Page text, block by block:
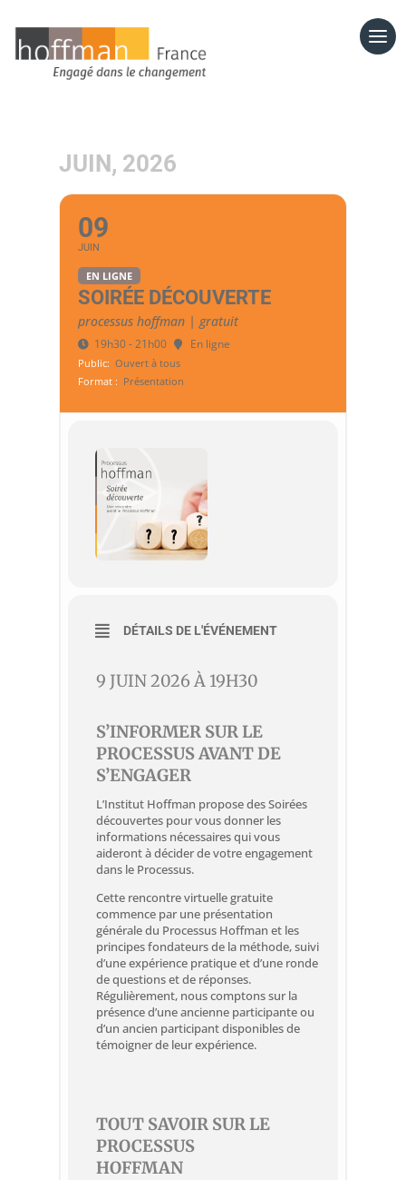
JUIN, 2026
09
JUIN
EN LIGNE
SOIRÉE DÉCOUVERTE
processus hoffman | gratuit
19h30 - 21h00 En ligne
Public: Ouvert à tous
Format : Présentation
DÉTAILS DE L'ÉVÉNEMENT
9 JUIN 2026 À 19H30
S’INFORMER SUR LE
PROCESSUS AVANT DE
S’ENGAGER
L’Institut Hoffman propose des Soirées
découvertes pour vous donner les
informations nécessaires qui vous
aideront à décider de votre engagement
dans le Processus.
Cette rencontre virtuelle gratuite
commence par une présentation
générale du Processus Hoffman et les
principes fondateurs de la méthode, suivi
d’une expérience pratique et d’une ronde
de questions et de réponses.
Régulièrement, nous comptons sur la
présence d’une ancienne participante ou
d’un ancien participant disponibles de
témoigner de leur expérience.
TOUT SAVOIR SUR LE
PROCESSUS
HOFFMAN